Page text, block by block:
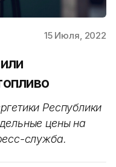
15 Июля, 2022
Республики
цены на
служба.